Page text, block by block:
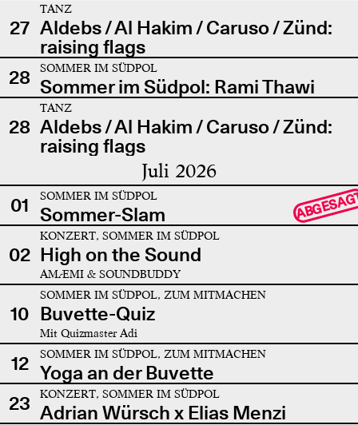
27
TANZ
Aldebs / Al Hakim / Caruso / Zünd:
raising flags
28
SOMMER IM SÜDPOL
Sommer im Südpol: Rami Thawi
28
TANZ
Aldebs / Al Hakim / Caruso / Zünd:
raising flags
Juli 2026
01 SOMMER IM SÜDPOL
Sommer-Slam
02
KONZERT, SOMMER IM SÜDPOL
High on the Sound
AMÆMI & SOUNDBUDDY
10
SOMMER IM SÜDPOL, ZUM MITMACHEN
Buvette-Quiz
Mit Quizmaster Adi
12 SOMMER IM SÜDPOL, ZUM MITMACHEN
Yoga an der Buvette
23
KONZERT, SOMMER IM SÜDPOL
Adrian Würsch x Elias Menzi